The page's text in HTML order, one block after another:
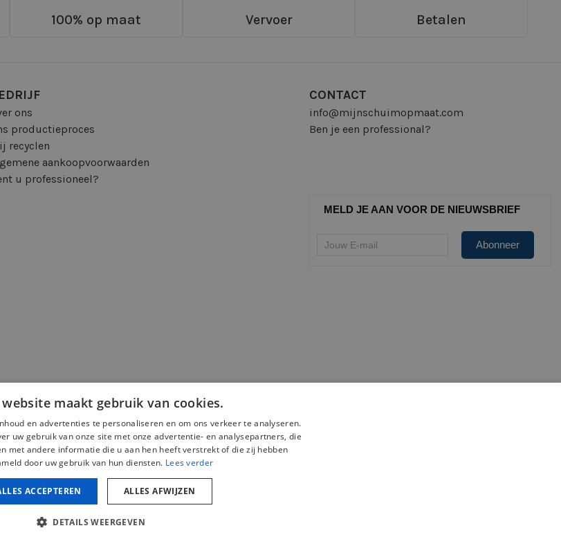
100% op maat Vervoer Betalen
ons
productieproces
recyclen
aankoopvoorwaarden
u professioneel?
CONTACT
info@mijnschuimopmaat.com
Ben je een professional?
MELD JE AAN VOOR DE NIEUWSBRIEF
PrivacybeleidCookiebeleidBeleid inzake sociale netwerken
2026 mijnschiumopmaat.com. Alle rechten voorbehouden.
website maakt gebruik van cookies.
en advertenties te personaliseren en om ons verkeer te analyseren.
uw gebruik van onze site met onze advertentie- en analysepartners, die
met andere informatie die u aan hen heeft verstrekt of die zij hebben
door uw gebruik van hun diensten. Lees verder
ACCEPTEREN ALLES AFWIJZEN
DETAILS WEERGEVEN